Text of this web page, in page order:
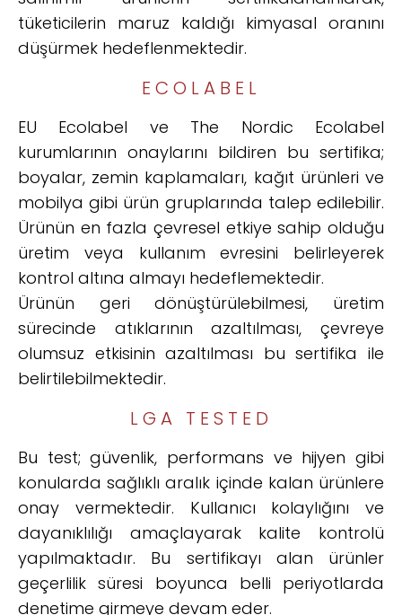
tüketicilerin maruz kaldığı kimyasal oranını
düşürmek hedeflenmektedir.
ECOLABEL
EU Ecolabel ve The Nordic Ecolabel
kurumlarının onaylarını bildiren bu sertifika;
boyalar, zemin kaplamaları, kağıt ürünleri ve
mobilya gibi ürün gruplarında talep edilebilir.
Ürünün en fazla çevresel etkiye sahip olduğu
üretim veya kullanım evresini belirleyerek
kontrol altına almayı hedeflemektedir.
Ürünün geri dönüştürülebilmesi, üretim
sürecinde atıklarının azaltılması, çevreye
olumsuz etkisinin azaltılması bu sertifika ile
belirtilebilmektedir.
LGA TESTED
Bu test; güvenlik, performans ve hijyen gibi
konularda sağlıklı aralık içinde kalan ürünlere
onay vermektedir. Kullanıcı kolaylığını ve
dayanıklılığı amaçlayarak kalite kontrolü
yapılmaktadır. Bu sertifikayı alan ürünler
geçerlilik süresi boyunca belli periyotlarda
denetime girmeye devam eder.